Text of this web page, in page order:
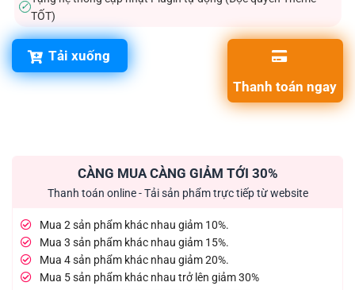
✓
TỐT)
Tải xuống
Thanh toán ngay
CÀNG MUA CÀNG GIẢM TỚI 30%
Thanh toán online - Tải sản phẩm trực tiếp từ website
Mua 2 sản phẩm khác nhau giảm 10%.
Mua 3 sản phẩm khác nhau giảm 15%.
Mua 4 sản phẩm khác nhau giảm 20%.
Mua 5 sản phẩm khác nhau trở lên giảm 30%